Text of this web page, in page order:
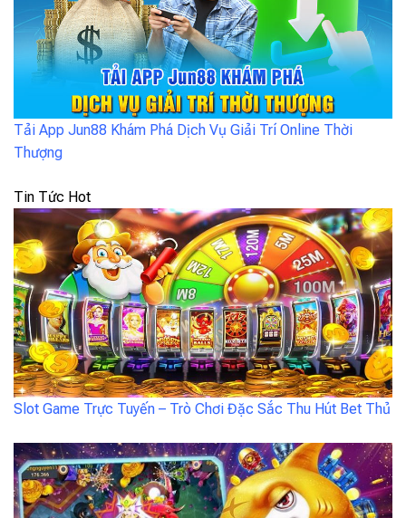
Tải App Jun88 Khám Phá Dịch Vụ Giải Trí Online Thời
Thượng
Tin Tức Hot
Slot Game Trực Tuyến – Trò Chơi Đặc Sắc Thu Hút Bet Thủ